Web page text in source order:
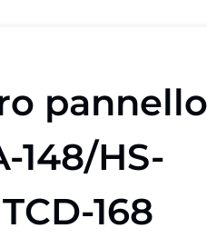
pannello
148/HS-
168